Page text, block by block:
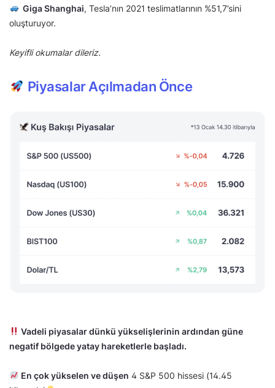
Giga Shanghai, Tesla’nın 2021 teslimatlarının %51,7’sini
oluşturuyor.
Keyifli okumalar dileriz.
Piyasalar Açılmadan Önce
Vadeli piyasalar dünkü yükselişlerinin ardından güne
negatif bölgede yatay hareketlerle başladı.
En çok yükselen ve düşen 4 S&P 500 hissesi (14.45